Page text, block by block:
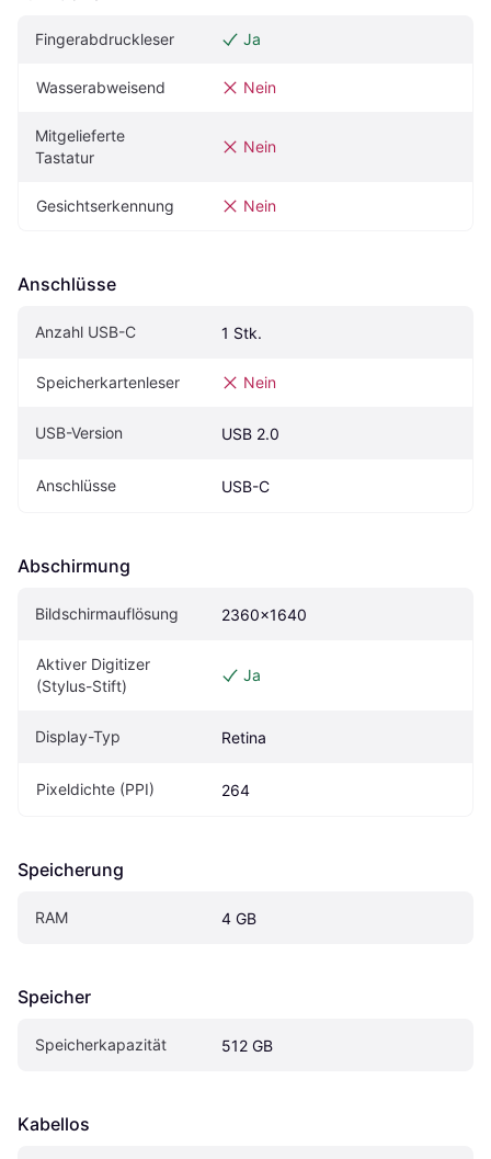
Fingerabdruckleser Ja
Wasserabweisend Nein
Mitgelieferte
Tastatur
Nein
Gesichtserkennung Nein
Anschlüsse
Anzahl USB-C 1 Stk.
Speicherkartenleser Nein
USB-Version USB 2.0
Anschlüsse USB-C
Abschirmung
Bildschirmauflösung 2360x1640
Aktiver Digitizer
(Stylus-Stift)
Ja
Display-Typ Retina
Pixeldichte (PPI) 264
Speicherung
RAM 4 GB
Speicher
Speicherkapazität 512 GB
Kabellos